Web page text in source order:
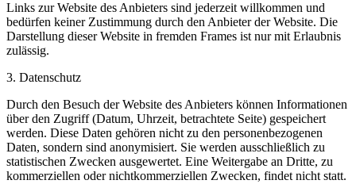
Links zur Website des Anbieters sind jederzeit willkommen und
bedürfen keiner Zustimmung durch den Anbieter der Website. Die
Darstellung dieser Website in fremden Frames ist nur mit Erlaubnis
zulässig.
3. Datenschutz
Durch den Besuch der Website des Anbieters können Informationen
über den Zugriff (Datum, Uhrzeit, betrachtete Seite) gespeichert
werden. Diese Daten gehören nicht zu den personenbezogenen
Daten, sondern sind anonymisiert. Sie werden ausschließlich zu
statistischen Zwecken ausgewertet. Eine Weitergabe an Dritte, zu
kommerziellen oder nichtkommerziellen Zwecken, findet nicht statt.